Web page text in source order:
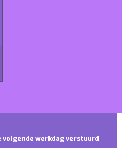
werkdag verstuurd